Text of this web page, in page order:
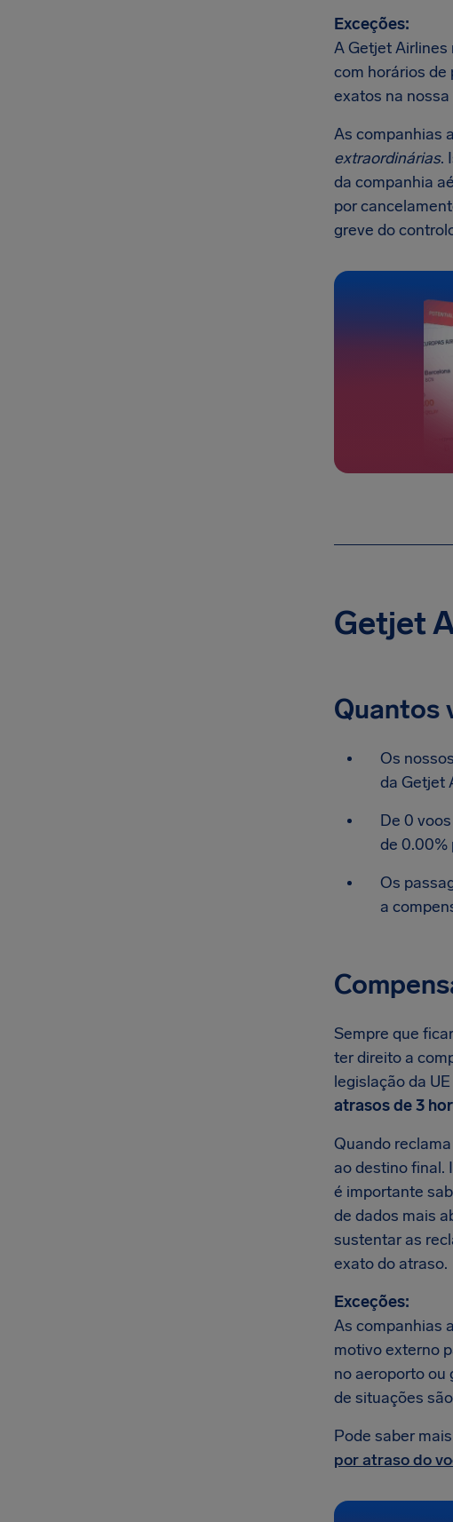
Exceções:
A Getjet Airlines
com horários de
exatos na nossa
As companhias
extraordinárias.
da companhia
por
greve do
Getjet
Quantos
Os
da Getjet
De 0
de 0.00%
Os
a
Sempre que
ter direito a
legislação da
atrasos de 3
Quando
ao destino final.
é importante
de dados mais
sustentar as
exato do atraso.
Exceções:
As companhias
motivo externo
no aeroporto ou
de situações
Pode saber
por atraso do